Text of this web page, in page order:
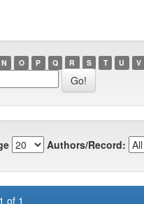
N O P Q R S T U V
Authors/Record:
of 1